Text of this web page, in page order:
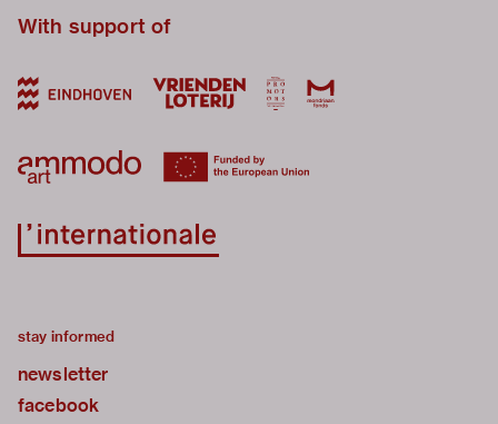
With support of
stay informed
newsletter
facebook